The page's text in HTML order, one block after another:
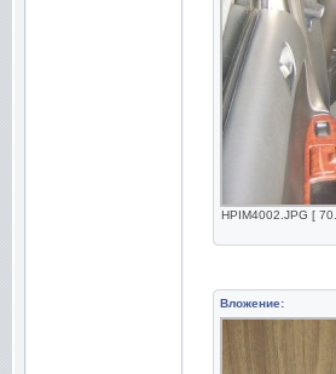
HPIM4002.JPG [
Вложение: